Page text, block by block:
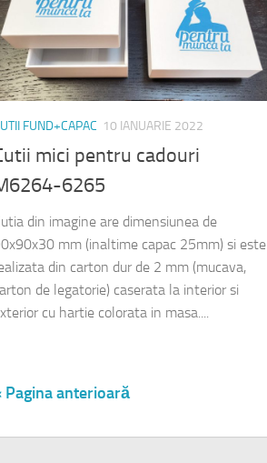
FUND+CAPAC 10 IANUARIE 2022
mici pentru cadouri
6265
din imagine are dimensiunea de
mm (inaltime capac 25mm) si este
din carton dur de 2 mm (mucava,
de legatorie) caserata la interior si
cu hartie colorata in masa....
Pagina anterioară